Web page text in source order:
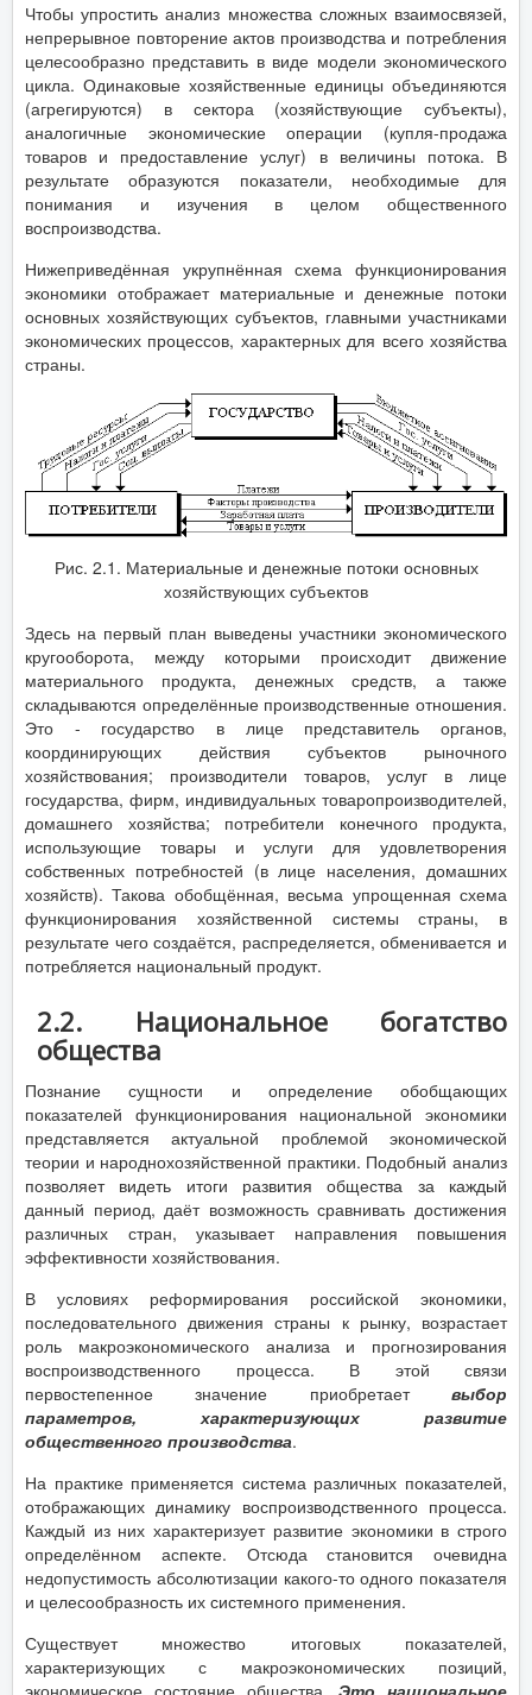
Чтобы упростить анализ множества сложных взаимосвязей,
непрерывное повторение актов производства и потребления
целесообразно представить в виде модели экономического
цикла. Одинаковые хозяйственные единицы объединяются
(агрегируются) в сектора (хозяйствующие субъекты),
аналогичные экономические операции (купля-продажа
товаров и предоставление услуг) в величины потока. В
результате образуются показатели, необходимые для
понимания и изучения в целом общественного
воспроизводства.
Нижеприведённая укрупнённая схема функционирования
экономики отображает материальные и денежные потоки
основных хозяйствующих субъектов, главными участниками
экономических процессов, характерных для всего хозяйства
страны.
Рис. 2.1. Материальные и денежные потоки основных
хозяйствующих субъектов
Здесь на первый план выведены участники экономического
кругооборота, между которыми происходит движение
материального продукта, денежных средств, а также
складываются определённые производственные отношения.
Это - государство в лице представитель органов,
координирующих действия субъектов рыночного
хозяйствования; производители товаров, услуг в лице
государства, фирм, индивидуальных товаропроизводителей,
домашнего хозяйства; потребители конечного продукта,
использующие товары и услуги для удовлетворения
собственных потребностей (в лице населения, домашних
хозяйств). Такова обобщённая, весьма упрощенная схема
функционирования хозяйственной системы страны, в
результате чего создаётся, распределяется, обменивается и
потребляется национальный продукт.
2.2. Национальное богатство
общества
Познание сущности и определение обобщающих
показателей функционирования национальной экономики
представляется актуальной проблемой экономической
теории и народнохозяйственной практики. Подобный анализ
позволяет видеть итоги развития общества за каждый
данный период, даёт возможность сравнивать достижения
различных стран, указывает направления повышения
эффективности хозяйствования.
В условиях реформирования российской экономики,
последовательного движения страны к рынку, возрастает
роль макроэкономического анализа и прогнозирования
воспроизводственного процесса. В этой связи
первостепенное значение приобретает выбор
параметров, характеризующих развитие
общественного производства.
На практике применяется система различных показателей,
отображающих динамику воспроизводственного процесса.
Каждый из них характеризует развитие экономики в строго
определённом аспекте. Отсюда становится очевидна
недопустимость абсолютизации какого-то одного показателя
и целесообразность их системного применения.
Существует множество итоговых показателей,
характеризующих с макроэкономических позиций,
экономическое состояние общества.Это национальное